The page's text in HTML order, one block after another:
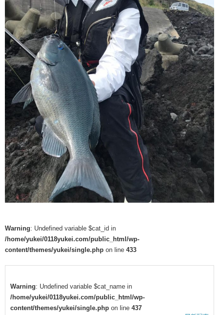
Warning: Undefined variable $cat_id in
/home/yukei/0118yukei.com/public_html/wp-
content/themes/yukei/single.php on line 433
Warning: Undefined variable $cat_name in
/home/yukei/0118yukei.com/public_html/wp-
content/themes/yukei/single.php on line 437